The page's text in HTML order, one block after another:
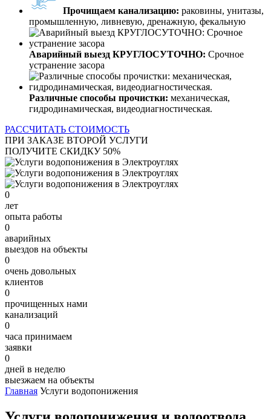
Прочищаем канализацию: раковины, унитазы,
промышленную, ливневую, дренажную, фекальную
Аварийный выезд КРУГЛОСУТОЧНО: Срочное
устранение засора
Различные способы прочистки: механическая,
гидродинамическая, видеодиагностическая.
РАССЧИТАТЬ СТОИМОСТЬ
ПРИ ЗАКАЗЕ ВТОРОЙ УСЛУГИ
ПОЛУЧИТЕ СКИДКУ 50%
0
лет
опыта работы
0
аварийных
выездов на объекты
0
очень довольных
клиентов
0
прочищенных нами
канализаций
0
часа принимаем
заявки
0
дней в неделю
выезжаем на объекты
Главная Услуги водопонижения